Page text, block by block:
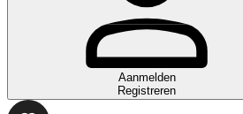
Aanmelden
Registreren